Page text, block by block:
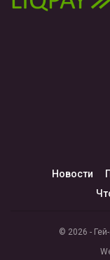
Новости
© 2026 -